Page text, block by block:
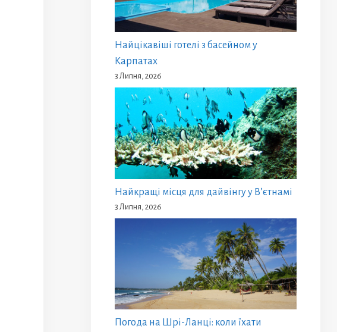
Найцікавіші готелі з басейном у
Карпатах
3 Липня, 2026
Найкращі місця для дайвінгу у В’єтнамі
3 Липня, 2026
Погода на Шрі-Ланці: коли їхати